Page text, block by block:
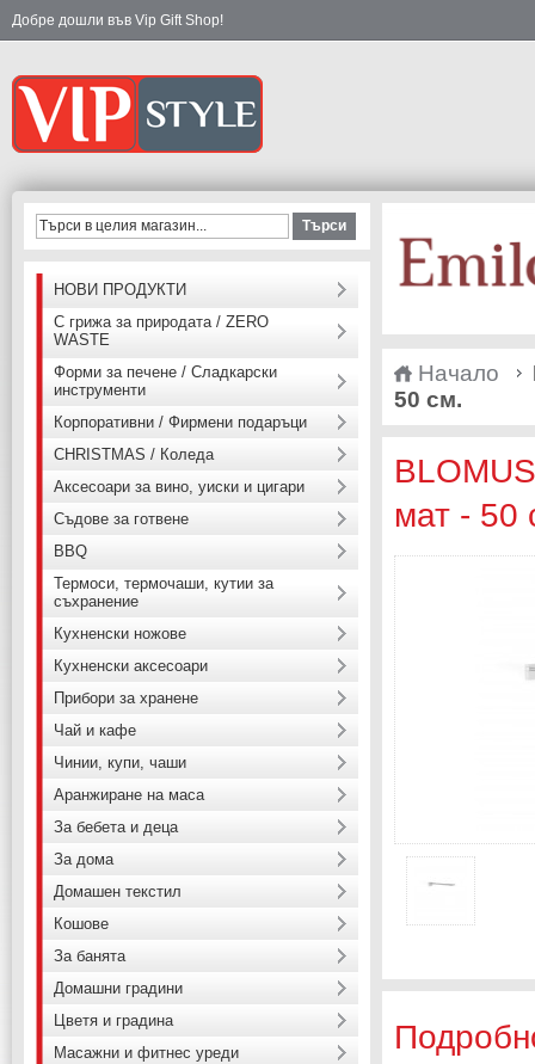
Добре дошли във Vip Gift Shop!
Начало
50 см.
мат - 50
Търси
НОВИ ПРОДУКТИ
С грижа за природата / ZERO
WASTE
Форми за печене / Сладкарски
инструменти
Корпоративни / Фирмени подаръци
CHRISTMAS / Коледа
Аксесоари за вино, уиски и цигари
Съдове за готвене
BBQ
Термоси, термочаши, кутии за
съхранение
Кухненски ножове
Кухненски аксесоари
Прибори за хранене
Чай и кафе
Чинии, купи, чаши
Аранжиране на маса
За бебета и деца
За дома
Домашен текстил
Кошове
За банята
Домашни градини
Цветя и градина
Масажни и фитнес уреди